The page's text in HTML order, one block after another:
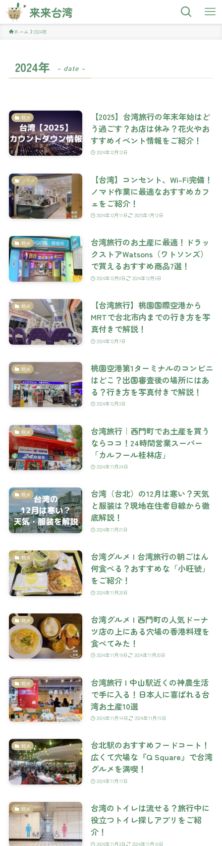
来来台湾
ホーム 2024年
2024年 – date –
観光
【2025】台湾旅行の年末年始はど
う過ごす？お店は休み？花火やお
すすめイベント情報をご紹介！
2024年12月12日
ノマド
【台湾】コンセント、Wi-Fi完備！
ノマド作業に最適なおすすめカフ
ェをご紹介！
2024年12月11日 2025年1月12日
観光
台湾旅行のお土産に最適！ドラッ
クストアWatsons（ワトソンズ）
で買えるおすすめ商品7選！
2024年12月8日 2024年12月9日
観光
【台湾旅行】桃園国際空港から
MRTで台北市内までの行き方を写
真付きで解説！
2024年12月7日
観光
桃園空港第1ターミナルのコンビニ
はどこ？出国審査後の場所にはあ
る？行き方を写真付きで解説！
2024年12月3日
観光
台湾旅行｜西門町でお土産を買う
ならココ！24時間営業スーパー
「カルフール桂林店」
2024年11月24日
観光
台湾（台北）の12月は寒い？天気
と服装は？現地在住者目線から徹
底解説！
2024年11月21日
観光
台湾グルメ | 台湾旅行の朝ごはん
何食べる？おすすめな「小旺號」
をご紹介！
2024年11月20日
観光
台湾グルメ | 西門町の人気ドーナ
ツ店の上にある穴場の香港料理を
食べてみた！
2024年11月19日 2024年11月20日
観光
台湾旅行 | 中山駅近くの神農生活
で手に入る！日本人に喜ばれる台
湾お土産10選
2024年11月14日 2024年11月15日
観光
台北駅のおすすめフードコート！
広くて穴場な『Q Square』で台湾
グルメを満喫！
2024年11月11日
観光
台湾のトイレは流せる？旅行中に
役立つトイレ探しアプリをご紹
介！
2024年11月3日 2024年11月10日